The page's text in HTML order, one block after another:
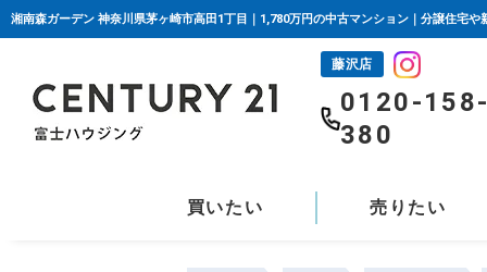
湘南森ガーデン 神奈川県茅ヶ崎市高田1丁目｜1,780万円の中古マンション｜分譲住宅
藤沢店
0120-
380
買いたい 売りたい